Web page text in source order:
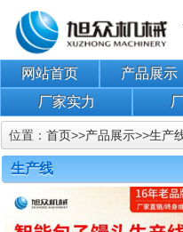
网站首页 产品展示
厂家实力
位置： 首页>>产品展示>>生产
生产线